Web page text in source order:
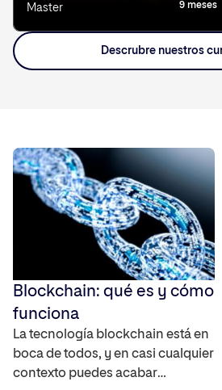
Master 9 meses
Descrubre nuestros
Blockchain: qué es y cómo
funciona
La tecnología blockchain está en
boca de todos, y en casi cualquier
contexto puedes acabar